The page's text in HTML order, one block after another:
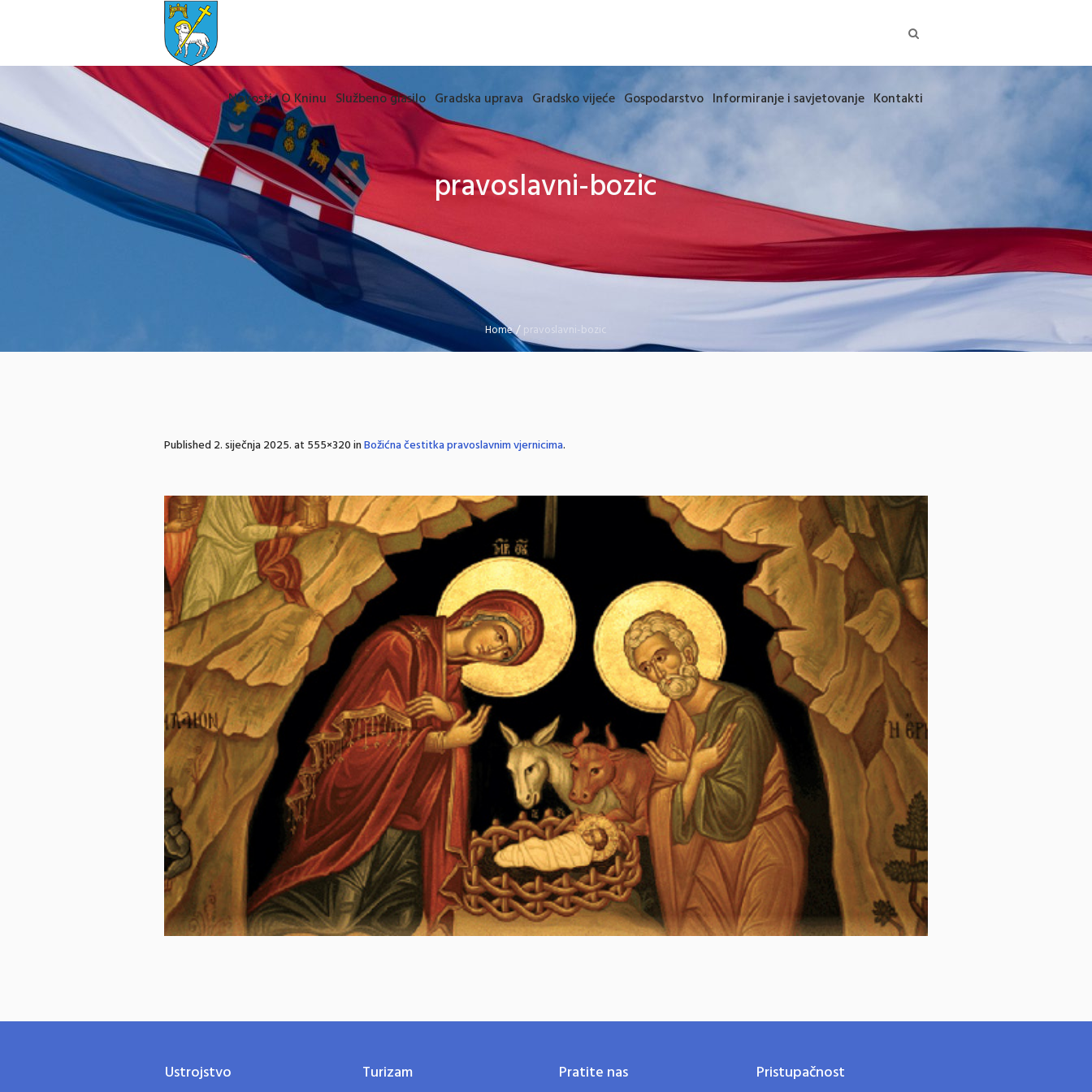
Novosti O Kninu Službeno glasilo Gradska uprava Gradsko vijeće Gospodarstvo Informiranje i savjetovanje Kontakti
pravoslavni-bozic
Home/pravoslavni-bozic
Published2. siječnja 2025.at 555×320 inBožićna čestitka pravoslavnim vjernicima.
Ustrojstvo Turizam Pratite nas Pristupačnost